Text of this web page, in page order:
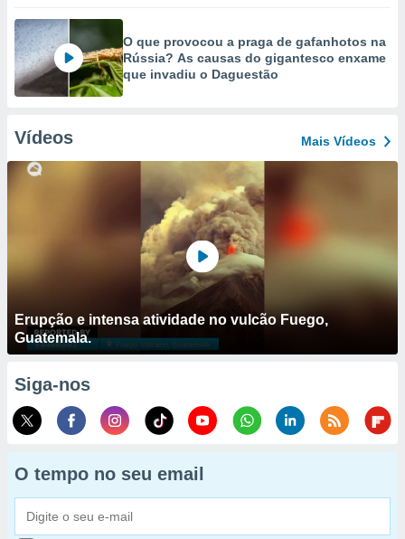
O que provocou a praga de gafanhotos na
Rússia? As causas do gigantesco enxame
que invadiu o Daguestão
Vídeos Mais Vídeos
Erupção e intensa atividade no vulcão Fuego,
Guatemala.
Siga-nos
O tempo no seu email